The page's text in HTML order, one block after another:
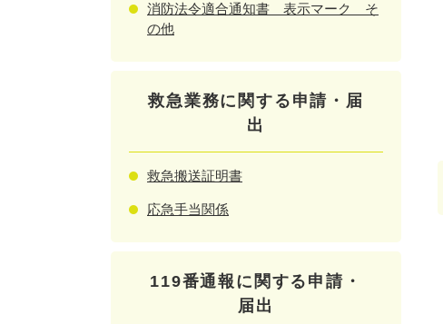
消防法令適合通知書 表示マーク そ
の他
救急業務に関する申請・届
出
救急搬送証明書
応急手当関係
119番通報に関する申請・
届出